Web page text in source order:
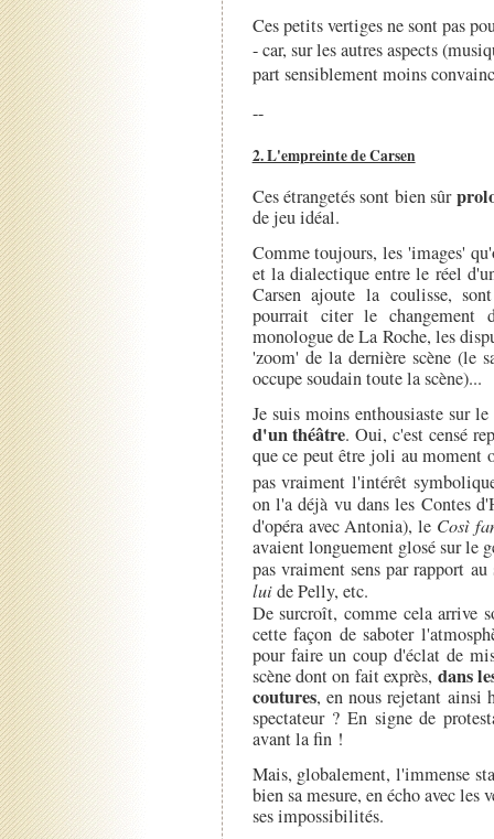
Ces petits vertiges ne sont pas
- car, sur les autres aspects
part sensiblement moins
--
2. L'empreinte de Carsen
Ces étrangetés sont bien sûr
de jeu idéal.
Comme toujours, les 'images'
et la dialectique entre le réel
Carsen ajoute la coulisse,
pourrait citer le changement
monologue de La Roche, les
'zoom' de la dernière scène (le
occupe soudain toute la scène)...
Je suis moins enthousiaste sur
d'un théâtre. Oui, c'est censé
que ce peut être joli au moment
pas vraiment l'intérêt
on l'a déjà vu dans les Contes
d'opéra avec Antonia), le Così
avaient longuement glosé sur le
pas vraiment sens par rapport
luide Pelly, etc.
De surcroît, comme cela arrive
cette façon de saboter
pour faire un coup d'éclat de
scène dont on fait exprès, dans
coutures, en nous rejetant ainsi
spectateur ? En signe de
avant la fin !
Mais, globalement, l'immense
bien sa mesure, en écho avec les
ses impossibilités.